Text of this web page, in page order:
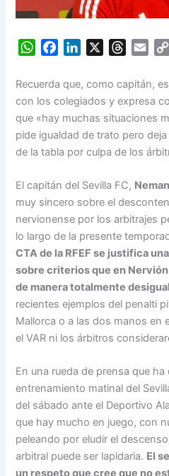
W
a
t
s
A
p
c
e
b
o
o
n
k
e
d
I
r
e
a
d
s
a
i
l
Recuerda que, como capitán,
con los colegiados y expresa
que «hay muchas situaciones
pide igualdad de trato pero
de la tabla por culpa de los
El capitán del Sevilla FC,
muy sincero sobre el
nervionense por los arbitrajes
lo largo de la presente
CTA de la RFEF se justifica
sobre criterios que en
de manera totalmente desigual
recientes ejemplos del penalti
Mallorca o a las dos manos en
el VAR ni los árbitros
En una rueda de prensa que
entrenamiento matinal del
del sábado ante el Deportivo
que hay mucho en juego, con
peleando por eludir el
arbitral puede ser lapidaria. El
un respeto que cree que no